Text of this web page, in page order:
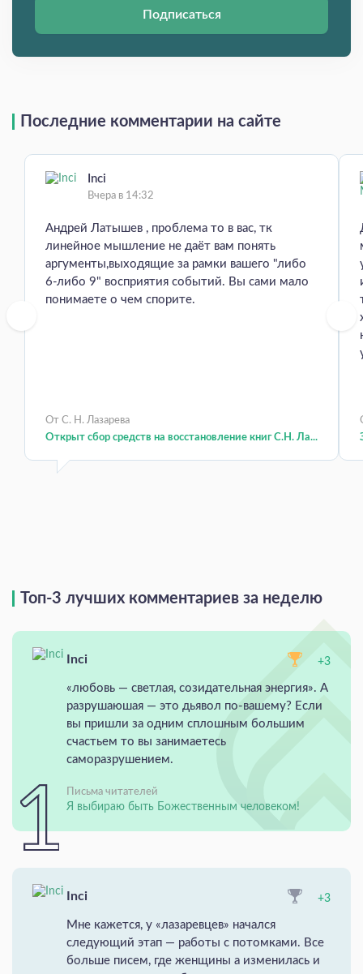
Подписаться
Последние комментарии на сайте
Inci
Вчера в 14:32
Андрей Латышев , проблема то в вас, тк
линейное мышление не даёт вам понять
аргументы,выходящие за рамки вашего "либо
6-либо 9" восприятия событий. Вы сами мало
понимаете о чем спорите.
От С. Н. Лазарева
Открыт сбор средств на восстановление книг С.Н. Ла...
Топ-3 лучших комментариев за неделю
Inci +3
«любовь — светлая, созидательная энергия». А
разрушаюшая — это дьявол по-вашему? Если
вы пришли за одним сплошным большим
счастьем то вы занимаетесь
саморазрушением.
Письма читателей
Я выбираю быть Божественным человеком!
Inci +3
Мне кажется, у «лазаревцев» начался
следующий этап — работы с потомками. Все
больше писем, где женщины а изменилась и